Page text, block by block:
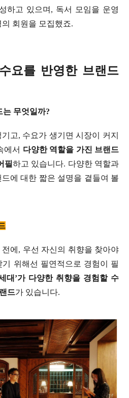
하고 있으며, 독서 모임을 운영
의 회원을 모집했죠.
요를 반영한 브랜드
무엇일까?
고, 수요가 생기면 시장이 커지
에서 다양한 역할을 가진 브랜드
필하고 있습니다. 다양한 역할과
에 대한 짧은 설명을 곁들여 볼
에, 우선 자신의 취향을 찾아야
위해선 필연적으로 경험이 필
대’가 다양한 취향을 경험할 수
드가 있습니다.